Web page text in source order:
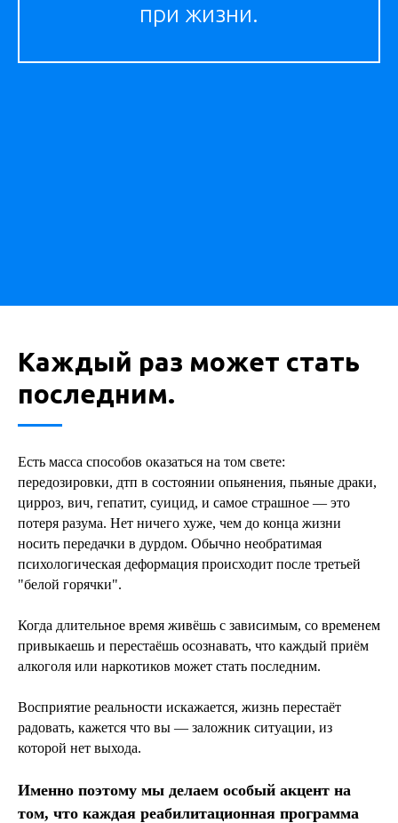
при жизни.
Каждый раз может стать
последним.
Есть масса способов оказаться на том свете:
передозировки, дтп в состоянии опьянения, пьяные драки,
цирроз, вич, гепатит, суицид, и самое страшное — это
потеря разума. Нет ничего хуже, чем до конца жизни
носить передачки в дурдом. Обычно необратимая
психологическая деформация происходит после третьей
"белой горячки".
Когда длительное время живёшь с зависимым, со временем
привыкаешь и перестаёшь осознавать, что каждый приём
алкоголя или наркотиков может стать последним.
Восприятие реальности искажается, жизнь перестаёт
радовать, кажется что вы — заложник ситуации, из
которой нет выхода.
Именно поэтому мы делаем особый акцент на
том, что каждая реабилитационная программа